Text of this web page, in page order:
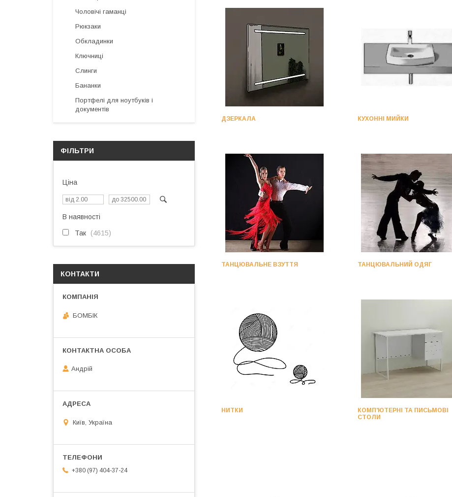
ДЗЕРКАЛА КУХОННІ МИЙКИ
ТАНЦЮВАЛЬНЕ ВЗУТТЯ ТАНЦЮВАЛЬНИЙ ОДЯГ
НИТКИ
КОМП'ЮТЕРНІ ТА ПИСЬМОВІ
СТОЛИ
Чоловічі гаманці
Рюкзаки
Обкладинки
Ключниці
Слинги
Бананки
Портфелі для ноутбуків і
документів
ФІЛЬТРИ
Ціна
В наявності
Так 4615
КОНТАКТИ
БОМБІК
Андрій
Київ, Україна
+380 (97) 404-37-24